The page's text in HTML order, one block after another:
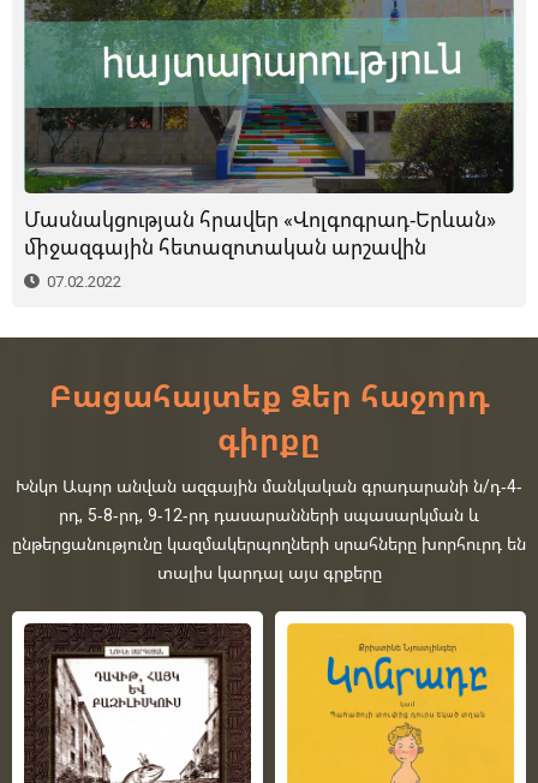
Մասնակցության հրավեր «Վոլգոգրադ-Երևան»
միջազգային հետազոտական արշավին
07.02.2022
Բացահայտեք Ձեր հաջորդ
գիրքը
Խնկո Ապոր անվան ազգային մանկական գրադարանի ն/դ-4-
րդ, 5-8-րդ, 9-12-րդ դասարանների սպասարկման և
ընթերցանությունը կազմակերպողների սրահները խորհուրդ են
տալիս կարդալ այս գրքերը